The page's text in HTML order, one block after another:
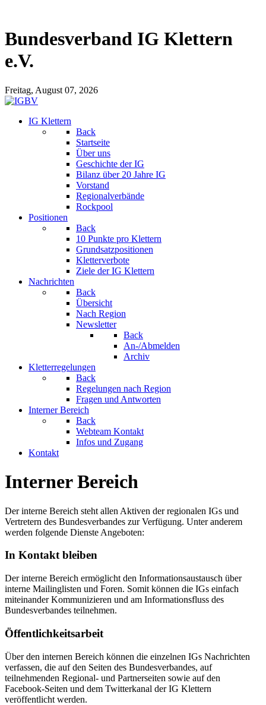
Bundesverband IG Klettern
e.V.
Freitag, August 07, 2026
IG Klettern
Back
Startseite
Über uns
Geschichte der IG
Bilanz über 20 Jahre IG
Vorstand
Regionalverbände
Rockpool
Positionen
Back
10 Punkte pro Klettern
Grundsatzpositionen
Kletterverbote
Ziele der IG Klettern
Nachrichten
Back
Übersicht
Nach Region
Newsletter
Back
An-/Abmelden
Archiv
Kletterregelungen
Back
Regelungen nach Region
Fragen und Antworten
Interner Bereich
Back
Webteam Kontakt
Infos und Zugang
Kontakt
Interner Bereich
Der interne Bereich steht allen Aktiven der regionalen IGs und
Vertretern des Bundesverbandes zur Verfügung. Unter anderem
werden folgende Dienste Angeboten:
In Kontakt bleiben
Der interne Bereich ermöglicht den Informationsaustausch über
interne Mailinglisten und Foren. Somit können die IGs einfach
miteinander Kommunizieren und am Informationsfluss des
Bundesverbandes teilnehmen.
Öffentlichkeitsarbeit
Über den internen Bereich können die einzelnen IGs Nachrichten
verfassen, die auf den Seiten des Bundesverbandes, auf
teilnehmenden Regional- und Partnerseiten sowie auf den
Facebook-Seiten und dem Twitterkanal der IG Klettern
veröffentlicht werden.